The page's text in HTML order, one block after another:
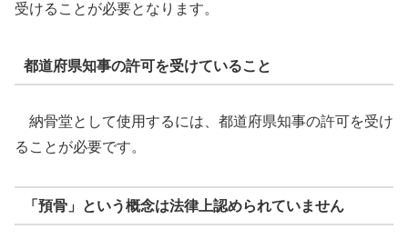
受けることが必要となります。
都道府県知事の許可を受けていること
納骨堂として使用するには、都道府県知事の許可を受け
ることが必要です。
「預骨」という概念は法律上認められていません